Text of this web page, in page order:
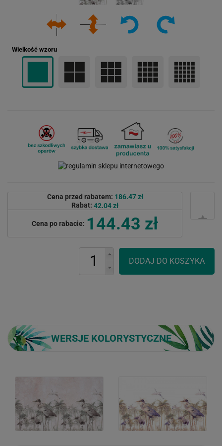
Wielkość wzoru
Cena przed rabatem: 186.47 zł
Rabat: 42.04 zł
Cena po rabacie: 144.43 zł
WERSJE KOLORYSTYCZNE